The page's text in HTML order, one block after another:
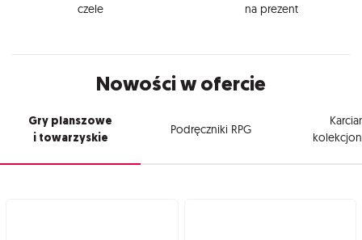
czele
na prezent
Nowości w ofercie
Gry planszowe
i towarzyskie
Podręczniki RPG